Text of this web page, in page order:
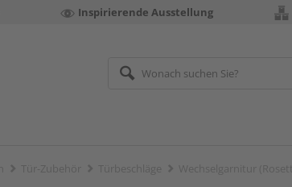
Inspirierende Ausstellung